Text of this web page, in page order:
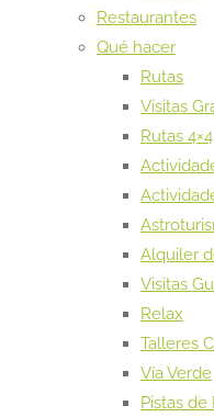
Restaurantes
Qué hacer
Rutas
Visitas
Rutas 4×4
Alquiler
Visitas
Relax
Talleres
Vía Verde
Pistas de